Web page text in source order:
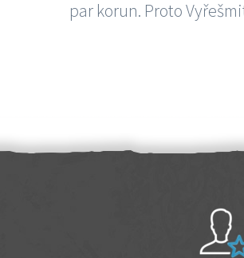
par korun. Proto